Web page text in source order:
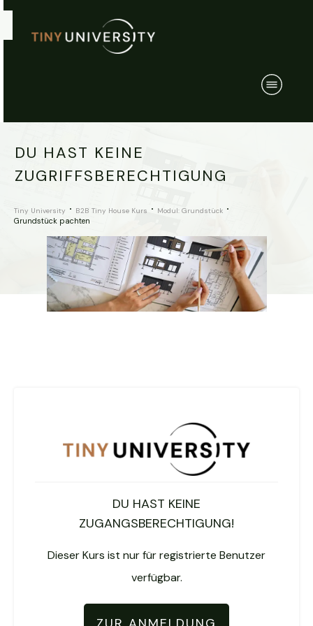
DU HAST KEINE
ZUGRIFFSBERECHTIGUNG
Tiny University B2B Tiny House Kurs Modul: Grundstück
Grundstück pachten
DU HAST KEINE
ZUGANGSBERECHTIGUNG!
Dieser Kurs ist nur für registrierte Benutzer
verfügbar.